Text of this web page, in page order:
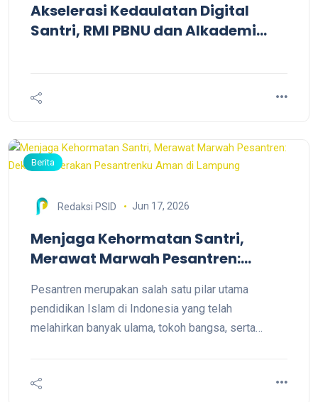
Akselerasi Kedaulatan Digital
Santri, RMI PBNU dan Alkademi
Berita
Redaksi PSID Jun 17, 2026
Menjaga Kehormatan Santri,
Merawat Marwah Pesantren:
Aman di Lampung
Pesantren merupakan salah satu pilar utama
pendidikan Islam di Indonesia yang telah
melahirkan banyak ulama, tokoh bangsa, serta
para santri tidak hanya menuntut ilmu, tetapi juga